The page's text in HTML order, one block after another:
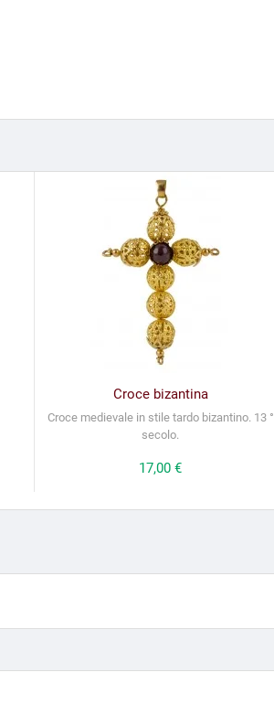
Croce bizantina
Croce medievale in stile tardo bizantino. 13 °
secolo.
Prezzo
17,00 €